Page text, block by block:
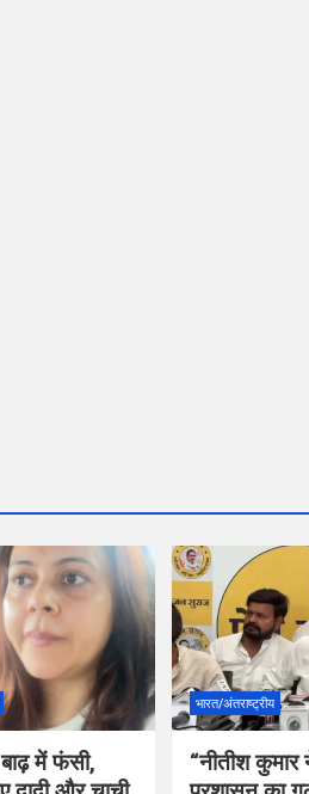
में फंसी,
भारत/अंतराष्ट्रीय
“नीतीश